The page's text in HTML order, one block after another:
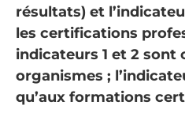
résultats) et
les certifications
indicateurs 1 et 2 sont
organismes ;
qu’aux formations